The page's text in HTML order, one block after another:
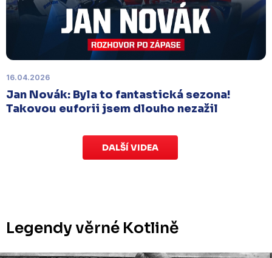
Labem, které se mělo původně odehrát 15.
listopadu, bylo z důvodu marodky Slovanu
. Kluby se domluvily na náhradním
termínu, Bruslaři se s Ústím nad Labem utkají doma
v Kotlině ve středu 26. listopadu od 18:00.
16.04.2026
Jan Novák: Byla to fantastická sezona!
Takovou euforii jsem dlouho nezažil
DALŠÍ VIDEA
Legendy věrné Kotlině